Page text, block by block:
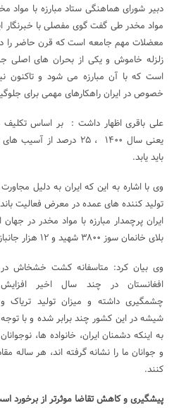
دبیر شورای هماهنگی ستاد مبارزه با مواد
مواد مخدر طی گفت گوی مفصلی با خبرنگار
معضلات مهم جامعه است که قرن حاضر را
زلزله خاموش و یکی از بحران های اصلی
است که با آن مبارزه می شود و تاکنون
خصوص در ایران راهکارهای مهمی برای
علی باقری اظهار داشت : بر اساس تکلیف
یعنی سال ۱۴۰۰ ، ۲۵
باید یابد.
وی با اشاره به این که ایران به دلیل
تولید کننده های عمده در معرض فعالیت
ایران پرچمدار مبارزه با مواد مخدر در
بلای خانمان سوز ۳۸۰۰ شهید و ۱۲ هزار جانباز داده ایم .
وی بیان کرد: متاسفانه کشت خشخاش در
افغانستان در چند سال اخیر افزایش
چشمگیری داشته و میزان تولید تریاک و
شیشه در این کشور چند برابر شده و با توجه
به اینکه دشمنان ایران، خانواده ها، نوجوانان
و جوانان ما را نشانه گرفته اند، هر ساله
کنند.
پیشگیری و کاهش تقاضا موثرتر از برخورد